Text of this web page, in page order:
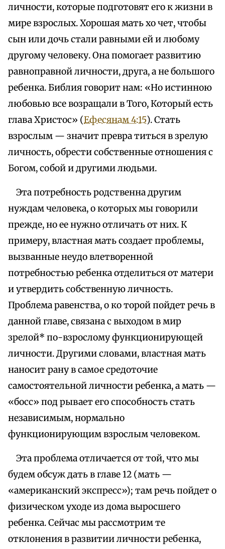
личности, которые подготовят его к жизни в
мире взрослых. Хорошая мать хо чет, чтобы
сын или дочь стали равными ей и любому
другому человеку. Она помогает развитию
равноправной личности, друга, а не большого
ребенка. Библия говорит нам: «Но истинною
любовью все возращали в Того, Который есть
глава Христос» (Ефесянам 4:15). Стать
взрослым — значит превра титься в зрелую
личность, обрести собственные отношения с
Богом, собой и другими людьми.
Эта потребность родственна другим
нуждам человека, о которых мы говорили
прежде, но ее нужно отличать от них. К
примеру, властная мать создает проблемы,
вызванные неудо влетворенной
потребностью ребенка отделиться от матери
и утвердить собственную личность.
Проблема равенства, о ко торой пойдет речь в
данной главе, связана с выходом в мир
зрелой* по-взрослому функционирующей
личности. Другими словами, властная мать
наносит рану в самое средоточие
самостоятельной личности ребенка, а мать —
«босс» под рывает его способность стать
независимым, нормально
функционирующим взрослым человеком.
Эта проблема отличается от той, что мы
будем обсуж дать в главе 12 (мать —
«американский экспресс»); там речь пойдет о
физическом уходе из дома выросшего
ребенка. Сейчас мы рассмотрим те
отклонения в развитии личности ребенка,